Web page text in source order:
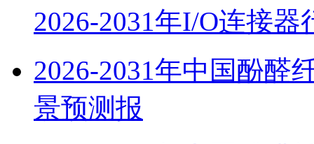
2026-2031年I/O连接器
2026-2031年中国酚醛
景预测报